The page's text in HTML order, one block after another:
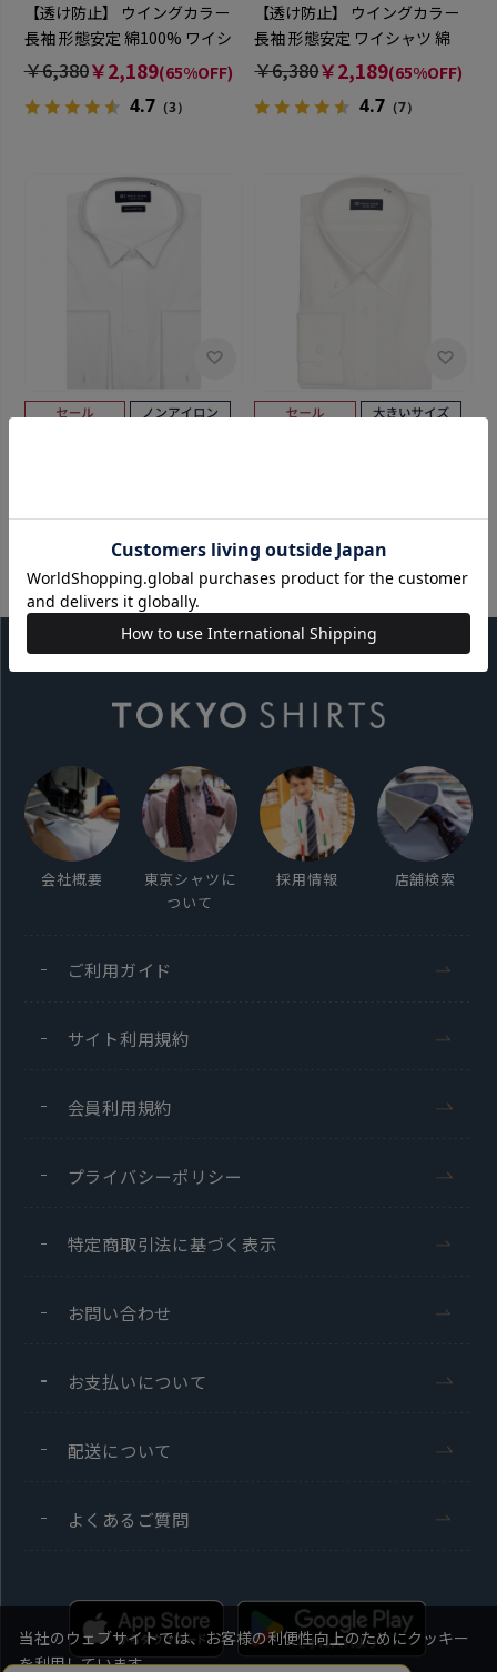
【透け防止】 ウイングカラー
長袖 形態安定 綿100% ワイシ
ャツ 白無地
￥6,380￥2,189(65%OFF)
4.7（3）
【透け防止】 ウイングカラー
長袖 形態安定 ワイシャツ 綿
100%
￥6,380￥2,189(65%OFF)
4.7 （7）
￥2,189
4.6（9）
￥4,950￥2,189
会社概要
東京シャツに
ついて
採用情報 店舗検索
ご利用ガイド
サイト利用規約
会員利用規約
プライバシーポリシー
特定商取引法に基づく表示
お問い合わせ
お支払いについて
配送について
よくあるご質問
当社のウェブサイトでは、お客様の利便性向上のためにクッキー
を利用しています。